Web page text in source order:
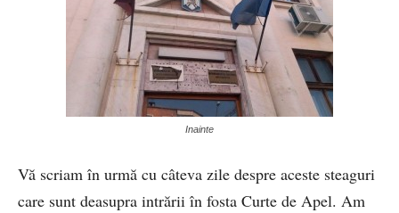
Inainte
Vă scriam în urmă cu câteva zile despre aceste steaguri
care sunt deasupra intrării în fosta Curte de Apel. Am